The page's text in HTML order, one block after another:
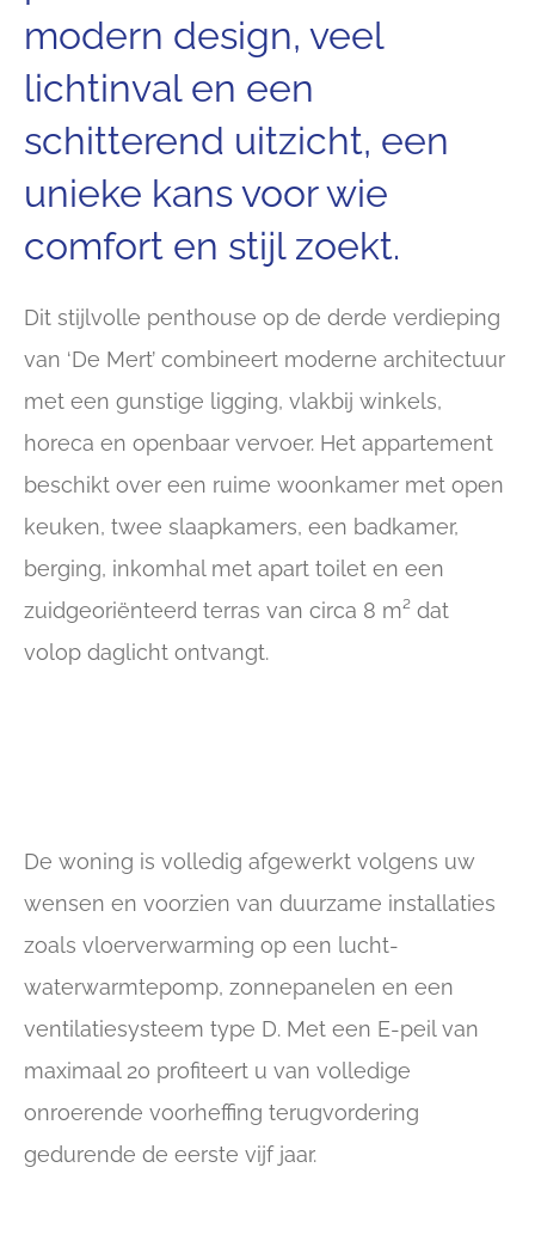
modern design, veel
lichtinval en een
schitterend uitzicht, een
unieke kans voor wie
comfort en stijl zoekt.
Dit stijlvolle penthouse op de derde verdieping
van ‘De Mert’ combineert moderne architectuur
met een gunstige ligging, vlakbij winkels,
horeca en openbaar vervoer. Het appartement
beschikt over een ruime woonkamer met open
keuken, twee slaapkamers, een badkamer,
berging, inkomhal met apart toilet en een
zuidgeoriënteerd terras van circa 8 m² dat
volop daglicht ontvangt.
De woning is volledig afgewerkt volgens uw
wensen en voorzien van duurzame installaties
zoals vloerverwarming op een lucht-
waterwarmtepomp, zonnepanelen en een
ventilatiesysteem type D. Met een E-peil van
maximaal 20 profiteert u van volledige
onroerende voorheffing terugvordering
gedurende de eerste vijf jaar.